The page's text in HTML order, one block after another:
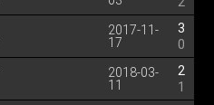
2017-11-
17
3
0
2018-03-
11
2
1